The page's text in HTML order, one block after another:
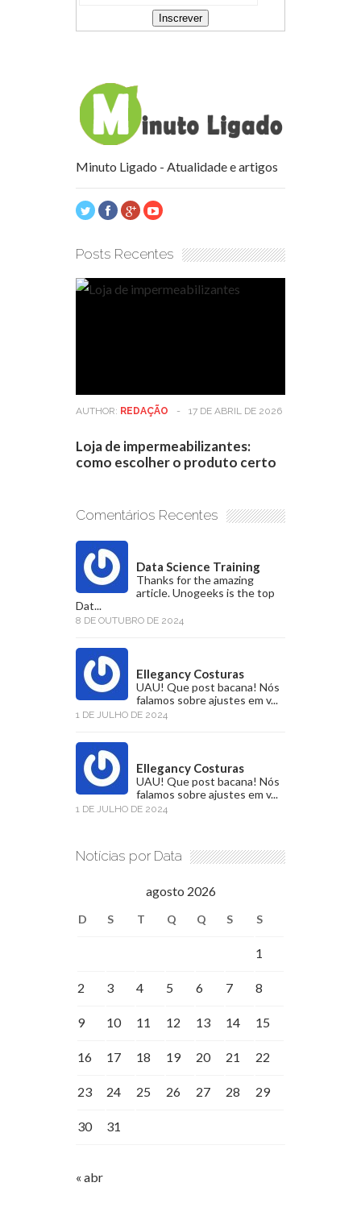
Minuto Ligado - Atualidade e artigos
Posts Recentes
AUTHOR: REDAÇÃO - 17 DE ABRIL DE 2026
Loja de impermeabilizantes:
como escolher o produto certo
Comentários Recentes
Data Science Training
Thanks for the amazing
article. Unogeeks is the top
Dat...
8 DE OUTUBRO DE 2024
Ellegancy Costuras
UAU! Que post bacana! Nós
falamos sobre ajustes em v...
1 DE JULHO DE 2024
Ellegancy Costuras
UAU! Que post bacana! Nós
falamos sobre ajustes em v...
1 DE JULHO DE 2024
Notícias por Data
agosto 2026
D S T Q Q S S
1
2 3 4 5 6 7 8
9 10 11 12 13 14 15
16 17 18 19 20 21 22
23 24 25 26 27 28 29
30 31
« abr